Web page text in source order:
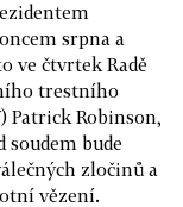
srpna a
ve čtvrtek Radě
trestního
Patrick Robinson,
soudem bude
zločinů a
vězení.